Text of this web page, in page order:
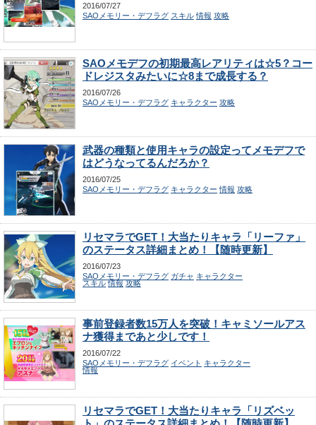
2016/07/27
SAOメモリー・デフラグ スキル 情報 攻略
SAOメモデフの初期最高レアリティは☆5？コー
ドレジスタみたいに☆8まで成長する？
2016/07/26
SAOメモリー・デフラグ キャラクター 攻略
武器の種類と使用キャラの設定ってメモデフで
はどうなってるんだろか？
2016/07/25
SAOメモリー・デフラグ キャラクター 情報 攻略
リセマラでGET！大当たりキャラ「リーファ」
のステータス詳細まとめ！【随時更新】
2016/07/23
SAOメモリー・デフラグ ガチャ キャラクター
スキル 情報 攻略
事前登録者数15万人を突破！キャミソールアス
ナ獲得まであと少しです！
2016/07/22
SAOメモリー・デフラグ イベント キャラクター
情報
リセマラでGET！大当たりキャラ「リズベッ